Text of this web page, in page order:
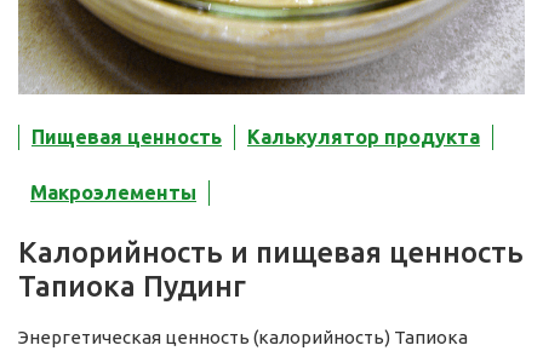
Пищевая ценность Калькулятор продукта
Макроэлементы
Калорийность и пищевая ценность
Тапиока Пудинг
Энергетическая ценность (калорийность) Тапиока